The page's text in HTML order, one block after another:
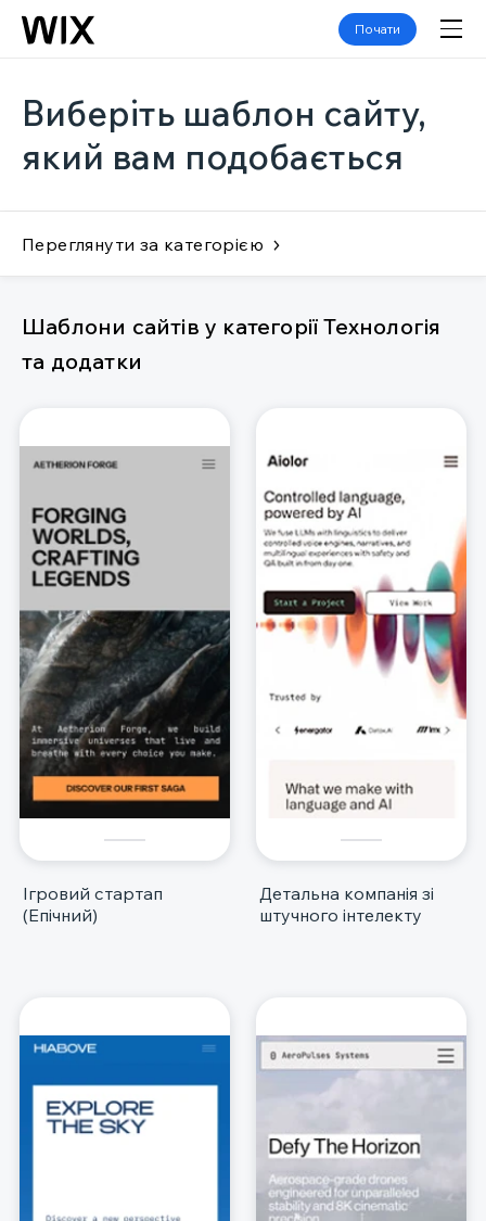
Почати
Виберіть шаблон сайту,
який вам подобається
Переглянути за категорією
Шаблони сайтів у категорії Технологія
та додатки
Ігровий стартап
(Епічний)
Детальна компанія зі
штучного інтелекту